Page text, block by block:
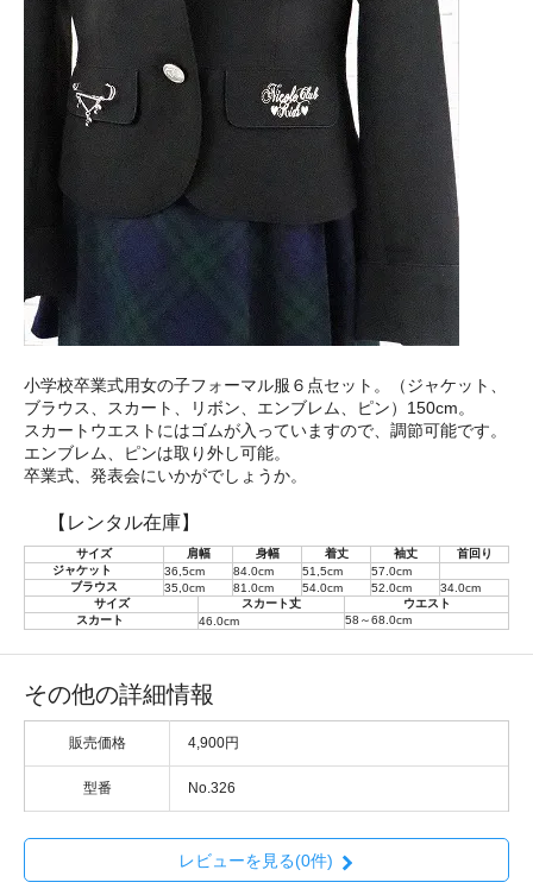
小学校卒業式用女の子フォーマル服６点セット。（ジャケット、
ブラウス、スカート、リボン、エンブレム、ピン）150cm。
スカートウエストにはゴムが入っていますので、調節可能です。
エンブレム、ピンは取り外し可能。
卒業式、発表会にいかがでしょうか。
【レンタル在庫】
サイズ 肩幅 身幅 着丈 袖丈
首回り
ジャケット
36,5cm 84.0cm 51,5cm
57.0cm
ブラウス
35,0cm 81.0cm 54.0cm 52.0cm
34.0cm
サイズ
スカート丈
ウエスト
スカート
46.0cm 58～68.0cm
その他の詳細情報
販売価格 4,900円
型番 No.326
レビューを見る(0件)